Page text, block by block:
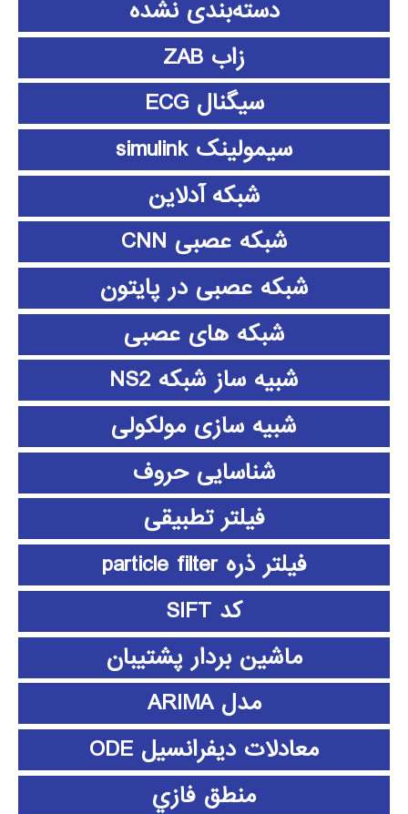
دسته‌بندی نشده
زاب ZAB
سیگنال ECG
سیمولینک simulink
شبکه آدلاین
شبکه عصبی CNN
شبکه عصبی در پایتون
شبکه های عصبی
شبیه ساز شبکه NS2
شبیه سازی مولکولی
شناسایی حروف
فیلتر تطبیقی
فیلتر ذره particle filter
کد SIFT
ماشین بردار پشتیبان
مدل ARIMA
معادلات دیفرانسیل ODE
منطق فازي